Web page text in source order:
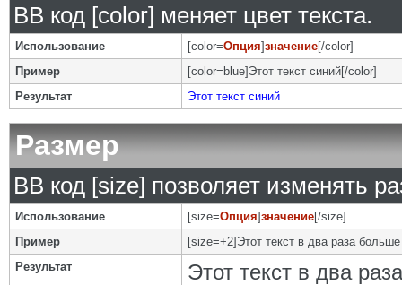
BB код [color] меняет цвет текста.
Использование [color=Опция]значение[/color]
Пример
[color=blue]Этот текст синий[/color]
Результат
Этот текст синий
Размер
BB код [size] позволяет изменять
Использование [size=Опция]значение[/size]
Пример
[size=+2]Этот текст в два раза
Результат
Этот текст в два